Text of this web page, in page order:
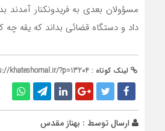
مسؤولان بعدی به فریدونکنار آمدند
داد و دستگاه قضائی بداند که یقه چه
لینک کوتاه : khateshomal.ir/?p=13204
ارسال توسط : بهناز مقدس